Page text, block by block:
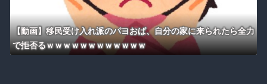
【動画】移民受け入れ派のパヨおば、自分の家に来られたら全力
で拒否るｗｗｗｗｗｗｗｗｗｗｗｗ